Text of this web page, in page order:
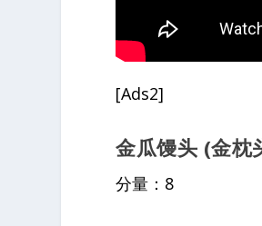
[Ads2]
金瓜馒头 (金
分量：8